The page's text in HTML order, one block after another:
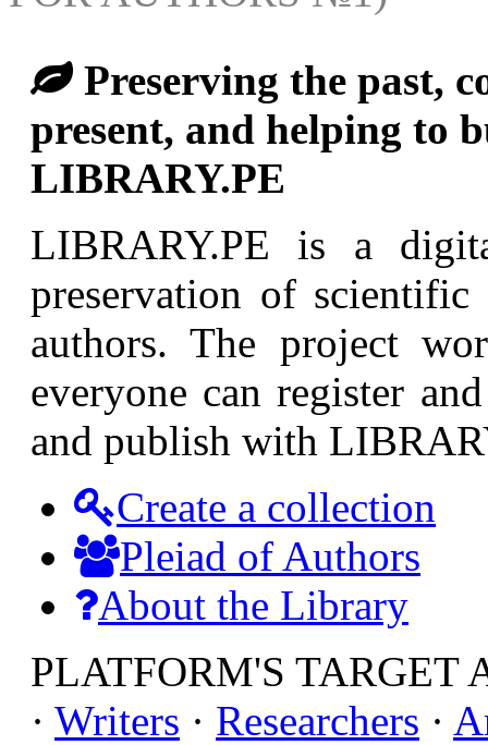
Preserving the past,
present, and helping to
LIBRARY.PE
LIBRARY.PE is a
preservation of
authors. The project
everyone can register
and publish with
Create a collection
Pleiad of Authors
About the Library
PLATFORM'S TARGET
· Writers · Researchers ·